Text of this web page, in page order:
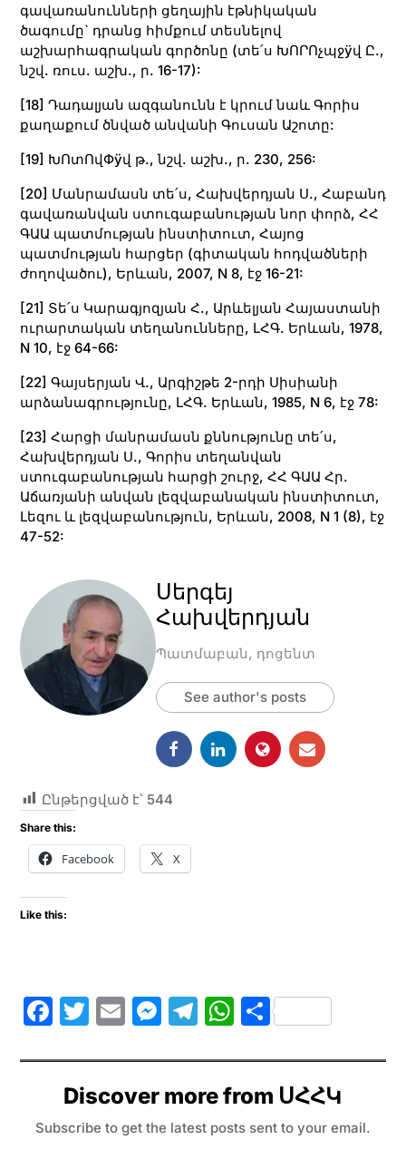
գավառանունների ցեղային էթնիկական
ծագումը` դրանց հիմքում տեսնելով
աշխարհագրական գործոնը (տե՛ս ԽՈՐՈչպջÿվ Ը.,
նշվ. ռուս. աշխ., ր. 16-17):
[18] Դադալյան ազգանունն է կրում նաև Գորիս
քաղաքում ծնված անվանի Գուսան Աշոտը:
[19] ԽՈտՈվՓÿվ թ., նշվ. աշխ., ր. 230, 256:
[20] Մանրամասն տե՛ս, Հախվերդյան Ս., Հաբանդ
գավառանվան ստուգաբանության նոր փորձ, ՀՀ
ԳԱԱ պատմության ինստիտուտ, Հայոց
պատմության հարցեր (գիտական հոդվածների
ժողովածու), Երևան, 2007, N 8, էջ 16-21:
[21] Տե՛ս Կարագյոզյան Հ., Արևելյան Հայաստանի
ուրարտական տեղանունները, ԼՀԳ. Երևան, 1978,
N 10, էջ 64-66:
[22] Գայսերյան Վ., Արգիշթե 2-րդի Սիսիանի
արձանագրությունը, ԼՀԳ. Երևան, 1985, N 6, էջ 78:
[23] Հարցի մանրամասն քննությունը տե՛ս,
Հախվերդյան Ս., Գորիս տեղանվան
ստուգաբանության հարցի շուրջ, ՀՀ ԳԱԱ Հր.
Աճառյանի անվան լեզվաբանական ինստիտուտ,
Լեզու և լեզվաբանություն, Երևան, 2008, N 1 (8), էջ
47-52:
Սերգեյ
Հախվերդյան
Պատմաբան, դոցենտ
See author's posts
Ընթերցված է՝ 544
Share this:
Facebook X
Like this:
F
c
e
b
T
itt
er
E
ai
l
M
s
s
e
T
e
gr
a
W
at
s
A
S
ar
e
Discover more from ՍՀՀԿ
Subscribe to get the latest posts sent to your email.